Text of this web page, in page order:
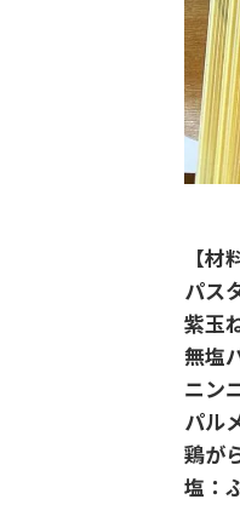
【材
パス
紫玉
無塩
ニン
パル
鶏が
塩：